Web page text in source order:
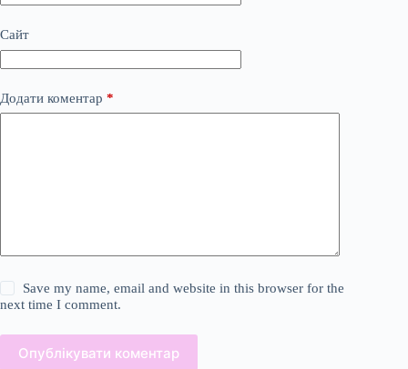
Сайт
Додати коментар *
Save my name, email and website in this browser for the
next time I comment.
Опублікувати коментар